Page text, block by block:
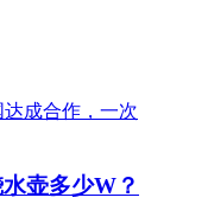
壶多少W？